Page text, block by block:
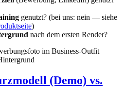
genutzt? (bei uns: nein — siehe
)
nach dem ersten Render?
im Business-Outfit
(Demo) vs.